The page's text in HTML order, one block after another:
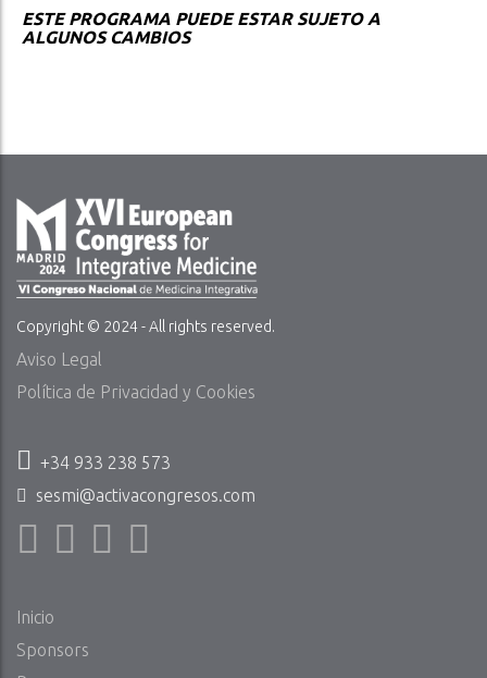
ESTE PROGRAMA PUEDE ESTAR SUJETO A
ALGUNOS CAMBIOS
Copyright © 2024 - All rights reserved.
Aviso Legal
Política de Privacidad y Cookies
+34 933 238 573
sesmi@activacongresos.com
Inicio
Sponsors